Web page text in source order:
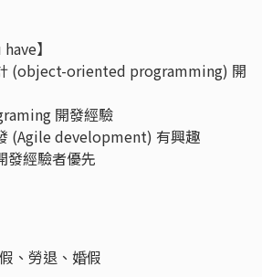
】
(object-oriented programming) 開
開發經驗
(Agile development) 有興趣
發經驗者優先
、勞退、婚假